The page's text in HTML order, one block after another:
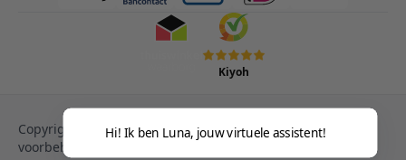
Kiyoh
Copyright © 2013-heden Magento. Alle rechten
voorbehouden.
Hi! Ik ben Luna, jouw virtuele assistent!